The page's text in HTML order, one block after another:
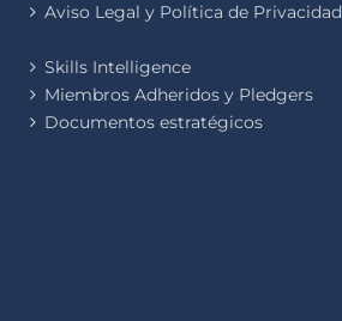
Aviso Legal y Política de Privacidad
Skills Intelligence
Miembros Adheridos y Pledgers
Documentos estratégicos